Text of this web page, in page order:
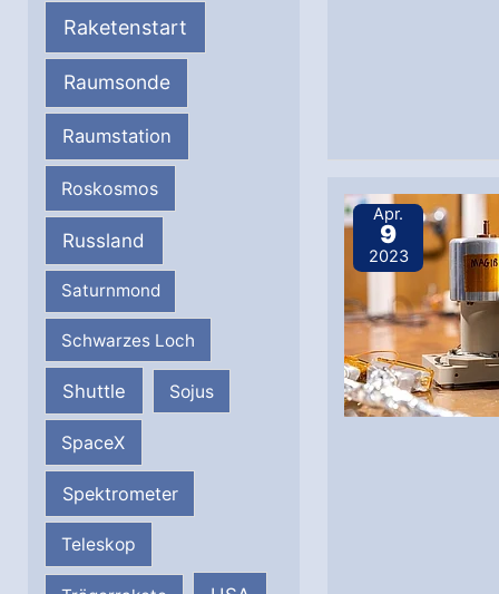
Raketenstart
Raumsonde
Raumstation
Roskosmos
Russland
Saturnmond
Schwarzes Loch
Shuttle Sojus
SpaceX
Spektrometer
Teleskop
Apr.
9
2023